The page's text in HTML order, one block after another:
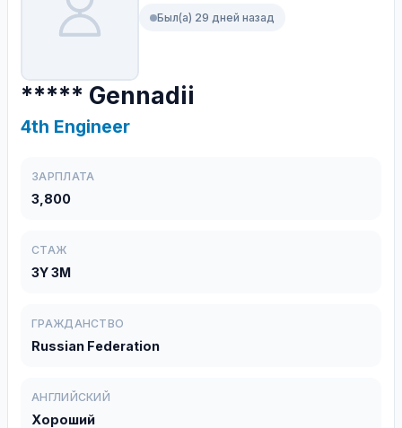
Был(а) 29 дней назад
***** Gennadii
4th Engineer
ЗАРПЛАТА
3,800
СТАЖ
3Y 3M
ГРАЖДАНСТВО
Russian Federation
АНГЛИЙСКИЙ
Хороший